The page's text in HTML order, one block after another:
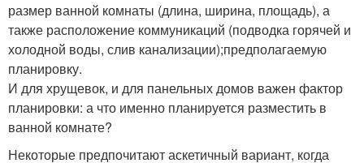
размер ванной комнаты (длина, ширина, площадь), а
также расположение коммуникаций (подводка горячей и
холодной воды, слив канализации);предполагаемую
планировку.
И для хрущевок, и для панельных домов важен фактор
планировки: а что именно планируется разместить в
ванной комнате?
Некоторые предпочитают аскетичный вариант, когда